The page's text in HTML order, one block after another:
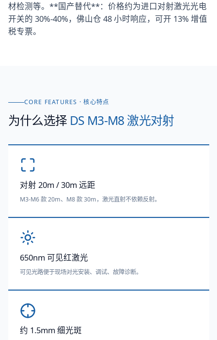
材检测等。**国产替代**：价格约为进口对射激光光电
开关的 30%-40%，佛山仓 48 小时响应，可开 13% 增值
税专票。
CORE FEATURES · 核心特点
为什么选择 DS M3-M8 激光对射
对射 20m / 30m 远距
M3-M6 款 20m、M8 款 30m，激光直射不依赖反射。
650nm 可见红激光
可见光路便于现场对光安装、调试、故障诊断。
约 1.5mm 细光斑